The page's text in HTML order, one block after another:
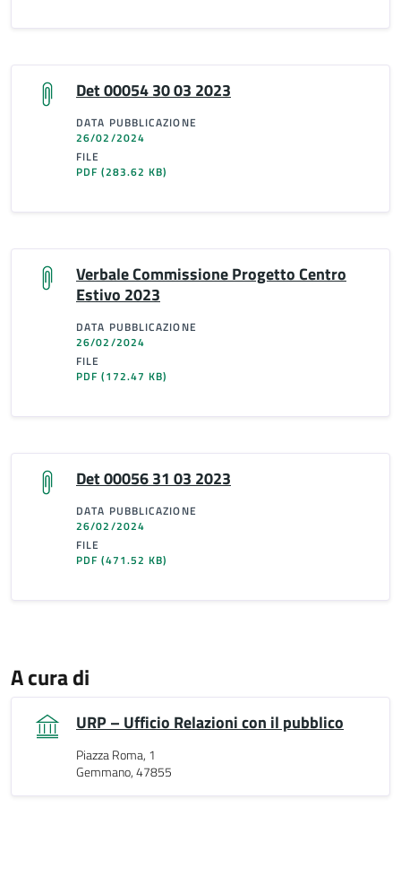
Det 00054 30 03 2023
DATA PUBBLICAZIONE
26/02/2024
FILE
PDF(283.62 KB)
Verbale Commissione Progetto Centro
Estivo 2023
DATA PUBBLICAZIONE
26/02/2024
FILE
PDF(172.47 KB)
Det 00056 31 03 2023
DATA PUBBLICAZIONE
26/02/2024
FILE
PDF(471.52 KB)
A cura di
URP – Ufficio Relazioni con il pubblico
Piazza Roma, 1
Gemmano, 47855